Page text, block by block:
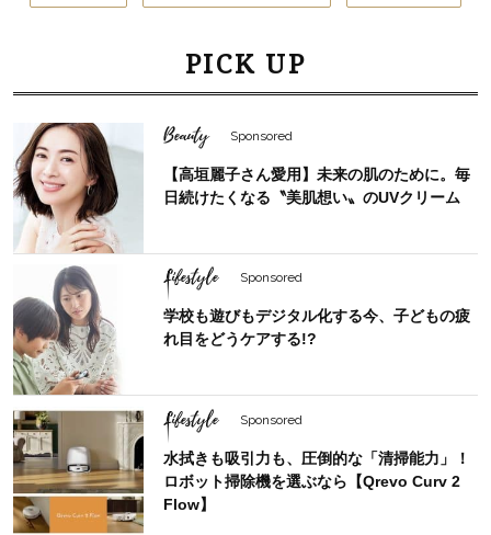
PICK UP
Beauty Sponsored
【高垣麗子さん愛用】未来の肌のために。毎
日続けたくなる〝美肌想い〟のUVクリーム
Lifestyle Sponsored
学校も遊びもデジタル化する今、子どもの疲
れ目をどうケアする!?
Lifestyle Sponsored
水拭きも吸引力も、圧倒的な「清掃能力」！
ロボット掃除機を選ぶなら【Qrevo Curv 2
Flow】